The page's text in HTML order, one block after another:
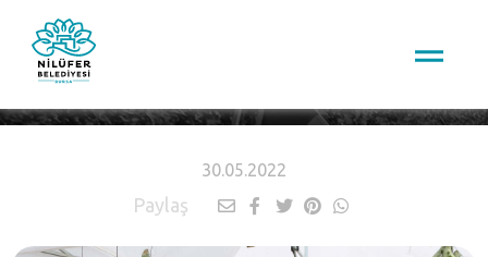
30.05.2022
Paylaş